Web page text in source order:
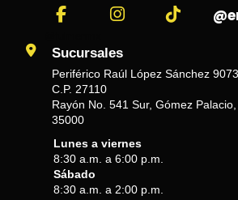
Sucursales
Periférico Raúl López Sánchez
C.P. 27110
Rayón No. 541 Sur, Gómez
35000
Lunes a viernes
8:30 a.m. a 6:00 p.m.
Sábado
8:30 a.m. a 2:00 p.m.